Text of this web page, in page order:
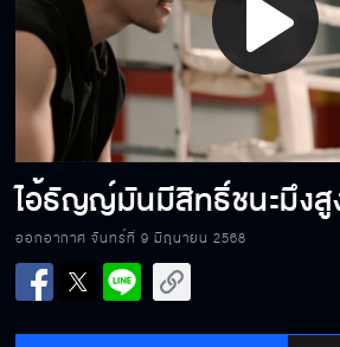
Play
Video
ไอ้ธัญญ์มันมีสิทธิ์ชนะมึงสู
ออกอากาศ จันทร์ที่ 9 มิถุนายน 2568
ถ้าพี่โค่นผมไม่ลงใน
หลิน
ชัยชนะของผมมันก็ดีกั